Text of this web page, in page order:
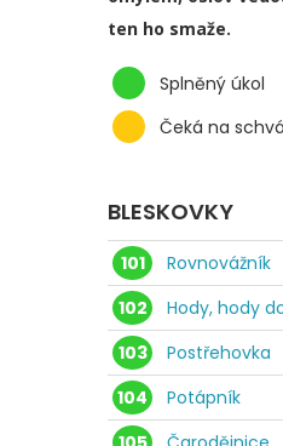
ten ho smaže.
Splněný úkol
Čeká na
BLESKOVKY
101
Rovnovážník
102
Hody, hody
103
Postřehovka
104
Potápník